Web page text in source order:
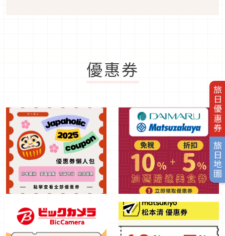
旅日優惠券
旅日地圖
優惠券